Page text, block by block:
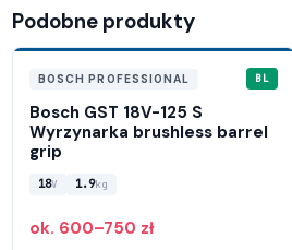
Podobne produkty
BOSCH PROFESSIONAL BL
Bosch GST 18V-125 S
Wyrzynarka brushless barrel
grip
18V 1.9kg
ok. 600–750 zł